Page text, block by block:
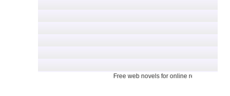
Free web novels for online reading.